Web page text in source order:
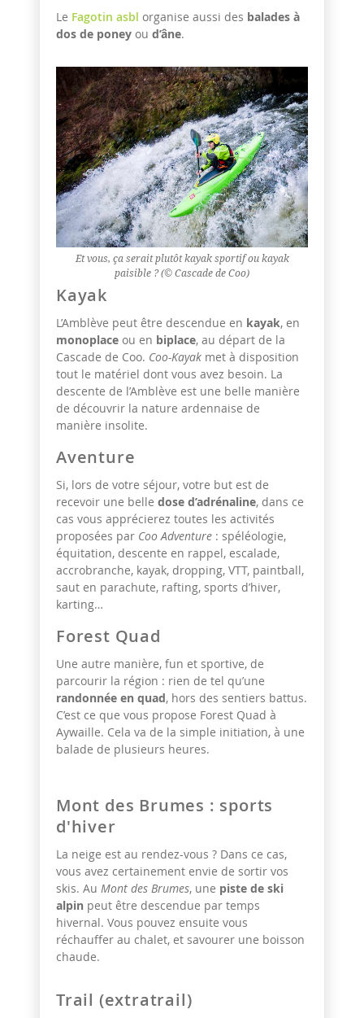
Le Fagotin asbl organise aussi des balades à
dos de poney ou d’âne.
Et vous, ça serait plutôt kayak sportif ou kayak
paisible ? (© Cascade de Coo)
Kayak
L’Amblève peut être descendue en kayak, en
monoplace ou en biplace, au départ de la
Cascade de Coo. Coo-Kayak met à disposition
tout le matériel dont vous avez besoin. La
descente de l’Amblève est une belle manière
de découvrir la nature ardennaise de
manière insolite.
Aventure
Si, lors de votre séjour, votre but est de
recevoir une belle dose d’adrénaline, dans ce
cas vous apprécierez toutes les activités
proposées par Coo Adventure : spéléologie,
équitation, descente en rappel, escalade,
accrobranche, kayak, dropping, VTT, paintball,
saut en parachute, rafting, sports d’hiver,
karting…
Forest Quad
Une autre manière, fun et sportive, de
parcourir la région : rien de tel qu’une
randonnée en quad, hors des sentiers battus.
C’est ce que vous propose Forest Quad à
Aywaille. Cela va de la simple initiation, à une
balade de plusieurs heures.
Mont des Brumes : sports
d'hiver
La neige est au rendez-vous ? Dans ce cas,
vous avez certainement envie de sortir vos
skis. Au Mont des Brumes, une piste de ski
alpin peut être descendue par temps
hivernal. Vous pouvez ensuite vous
réchauffer au chalet, et savourer une boisson
chaude.
Trail (extratrail)